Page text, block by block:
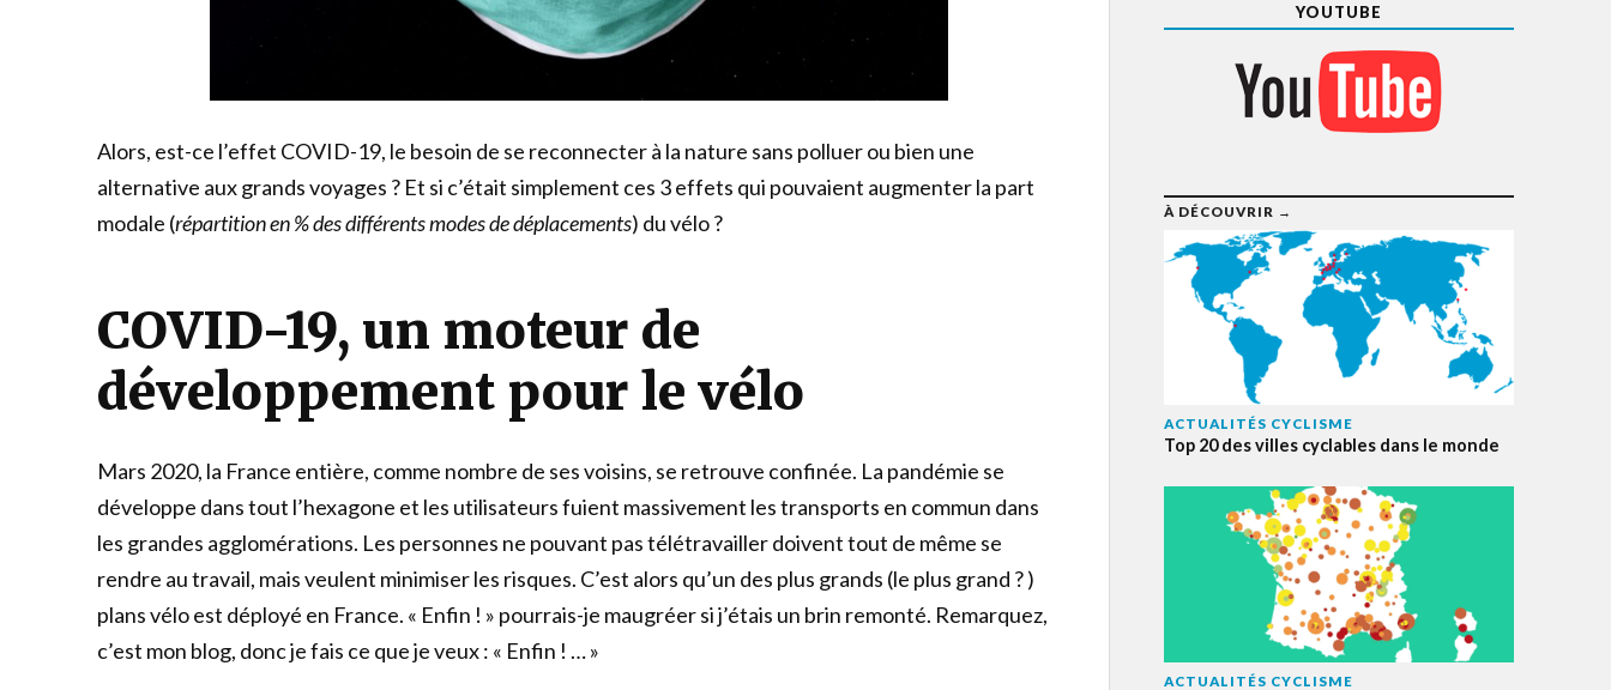
Alors, est-ce l’effet COVID-19, le besoin de se reconnecter à la nature sans polluer ou bien une
alternative aux grands voyages ? Et si c’était simplement ces 3 effets qui pouvaient augmenter la part
modale (répartition en % des différents modes de déplacements) du vélo ?
COVID-19, un moteur de
développement pour le vélo
Mars 2020, la France entière, comme nombre de ses voisins, se retrouve confinée. La pandémie se
développe dans tout l’hexagone et les utilisateurs fuient massivement les transports en commun dans
les grandes agglomérations. Les personnes ne pouvant pas télétravailler doivent tout de même se
rendre au travail, mais veulent minimiser les risques. C’est alors qu’un des plus grands (le plus grand ? )
plans vélo est déployé en France. « Enfin ! » pourrais-je maugréer si j’étais un brin remonté. Remarquez,
c’est mon blog, donc je fais ce que je veux : « Enfin ! … »
YOUTUBE
À DÉCOUVRIR →
ACTUALITÉS CYCLISME
Top 20 des villes cyclables dans le monde
ACTUALITÉS CYCLISME